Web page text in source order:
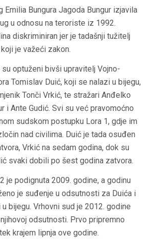
Emilia Bungura Jagoda Bungur izjavila
u odnosu na teroriste iz 1992.
diskriminiran jer je tadašnji tužitelj
je važeći zakon.
optuženi bivši upravitelj Vojno-
Tomislav Duić, koji se nalazi u bijegu,
Tonči Vrkić, te stražari Anđelko
i Ante Gudić. Svi su već pravomoćno
sudskom postupku Lora 1, gdje im
nad civilima. Duić je tada osuđen
Vrkić na sedam godina, dok su
svaki dobili po šest godina zatvora.
je podignuta 2009. godine, a godinu
je suđenje u odsutnosti za Duića i
u bijegu. Vrhovni sud je 2012. godine
odsutnosti. Prvo pripremno
krajem lipnja ove godine.